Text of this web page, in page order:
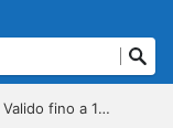
Valido fino a 14/12/2025